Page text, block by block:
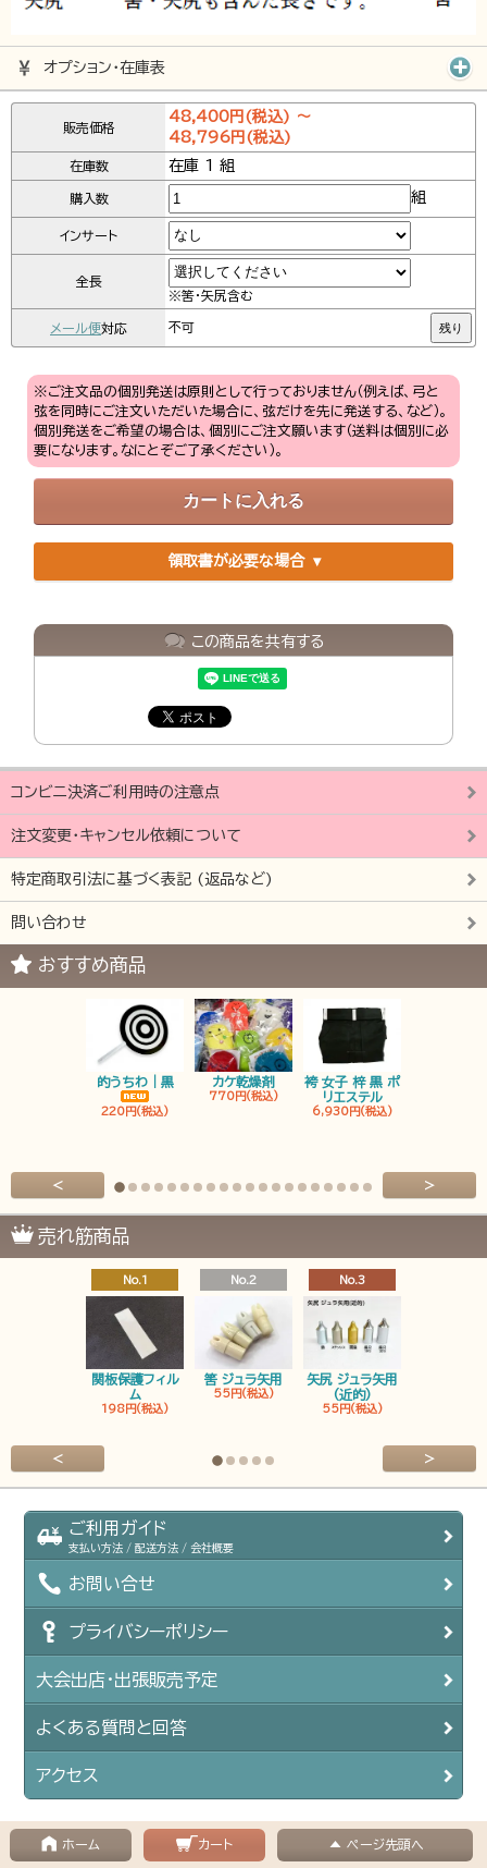
オプション･在庫表
販売価格
48,400円(税込) ～
48,796円(税込)
在庫数 在庫 1 組
購入数 組
インサート
全長
※筈・矢尻含む
メール便対応 不可 残り
※ご注文品の個別発送は原則として行っておりません（例えば、弓と
弦を同時にご注文いただいた場合に、弦だけを先に発送する、など）。
個別発送をご希望の場合は、個別にご注文願います（送料は個別に必
要になります。なにとぞご了承ください）。
領取書が必要な場合
この商品を共有する
コンビニ決済ご利用時の注意点
注文変更・キャンセル依頼について
特定商取引法に基づく表記 (返品など)
問い合わせ
おすすめ商品
的うちわ｜黒
220円(税込)
カケ乾燥剤
770円(税込)
袴 女子 梓 黒 ポ
リエステル
6,930円(税込)
< >
売れ筋商品
No.1
関板保護フィル
ム
198円(税込)
No.2
筈 ジュラ矢用
55円(税込)
No.3
矢尻 ジュラ矢用
(近的)
55円(税込)
< >
ご利用ガイド
支払い方法 / 配送方法 / 会社概要
お問い合せ
プライバシーポリシー
大会出店・出張販売予定
よくある質問と回答
アクセス
ホーム カート ページ先頭へ